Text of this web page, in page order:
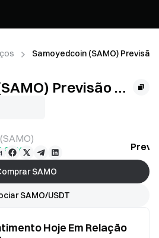
Samoyedcoin (SAMO) Previsão
Previsão de
(SAMO)
SAMO
SAMO/USDT
Hoje Em Relação